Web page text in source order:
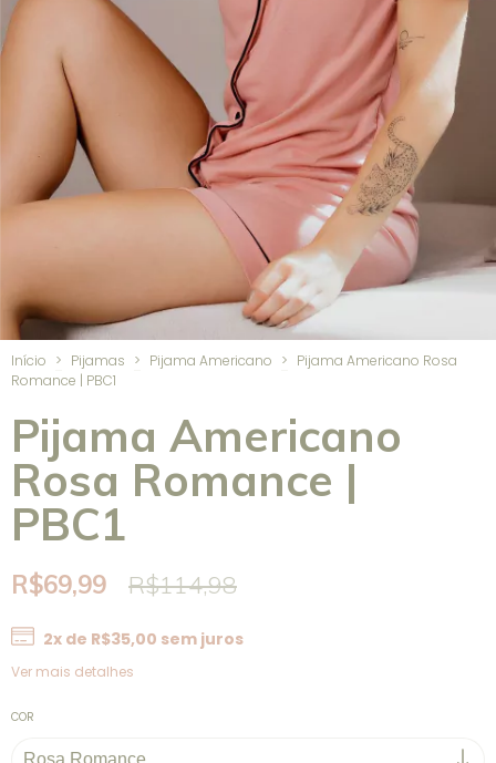
Início > Pijamas > Pijama Americano > Pijama Americano Rosa
Romance | PBC1
Pijama Americano
Rosa Romance |
PBC1
R$69,99 R$114,98
2x de R$35,00 sem juros
Ver mais detalhes
COR